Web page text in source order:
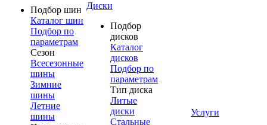
Подбор шин
Каталог шин
Подбор по
параметрам
Сезон
Всесезонные
шины
Зимние
шины
Летние
шины
Диски
Подбор
дисков
Каталог
дисков
Подбор по
параметрам
Тип диска
Литые
диски
Стальные
Услуги